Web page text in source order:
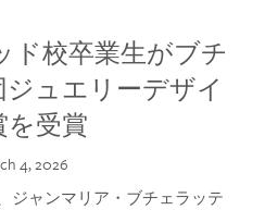
ド校卒業生がブチ
ュエリーデザイ
を受賞
4, 2026
ジャンマリア・ブチェラッテ